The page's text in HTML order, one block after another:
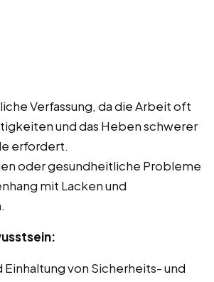
Verfassung, da die Arbeit oft
und das Heben schwerer
erfordert.
oder gesundheitliche Probleme
mit Lacken und
Einhaltung von Sicherheits- und